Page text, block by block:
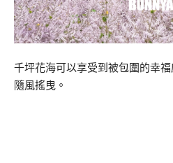
千坪花海可以享受到被包圍的幸
隨風搖曳。